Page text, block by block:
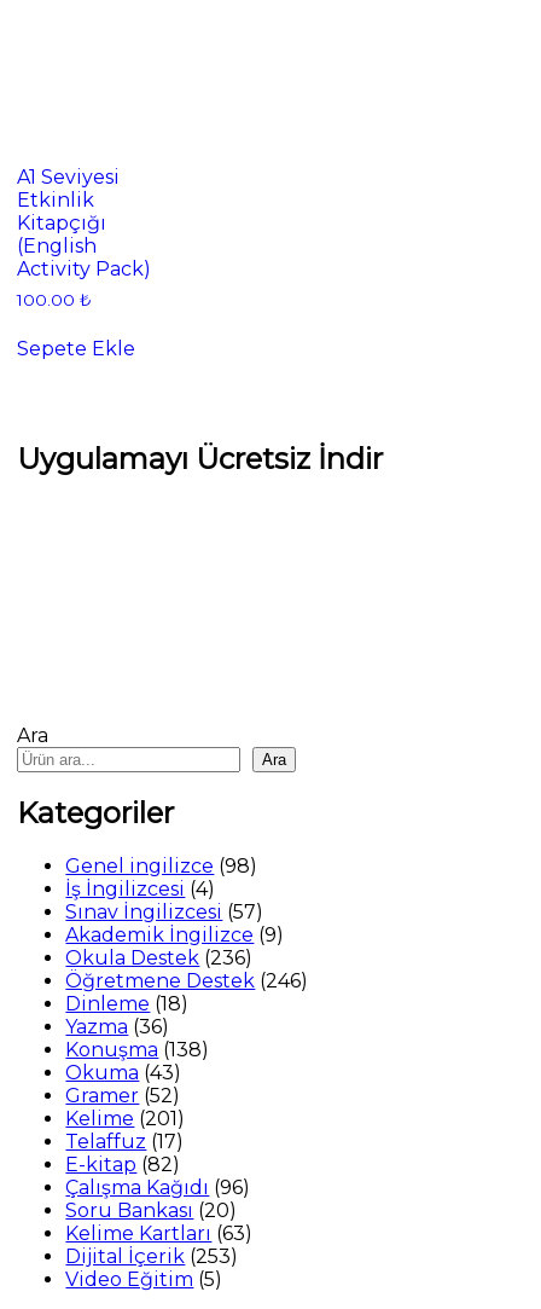
A1 Seviyesi
Etkinlik
Kitapçığı
(English
Activity Pack)
100.00₺
Sepete Ekle
Uygulamayı Ücretsiz İndir
Ara
Ara
Kategoriler
Genel ingilizce 9898
İş İngilizcesi 44
ürün
Sınav İngilizcesi 5757
ürün
Akademik İngilizce 99
Okula Destek 236236
ürün
Öğretmene Destek 246246
Dinleme 1818
Yazma 3636
ürün
Konuşma 138138
Okuma 4343
ürün
Gramer 5252
ürün
Kelime 201201
ürün
Telaffuz 1717
ürün
E-kitap 8282
ürün
Çalışma Kağıdı 9696
Soru Bankası 2020
ürün
Kelime Kartları 6363
Dijital İçerik 253253
Video Eğitim 55